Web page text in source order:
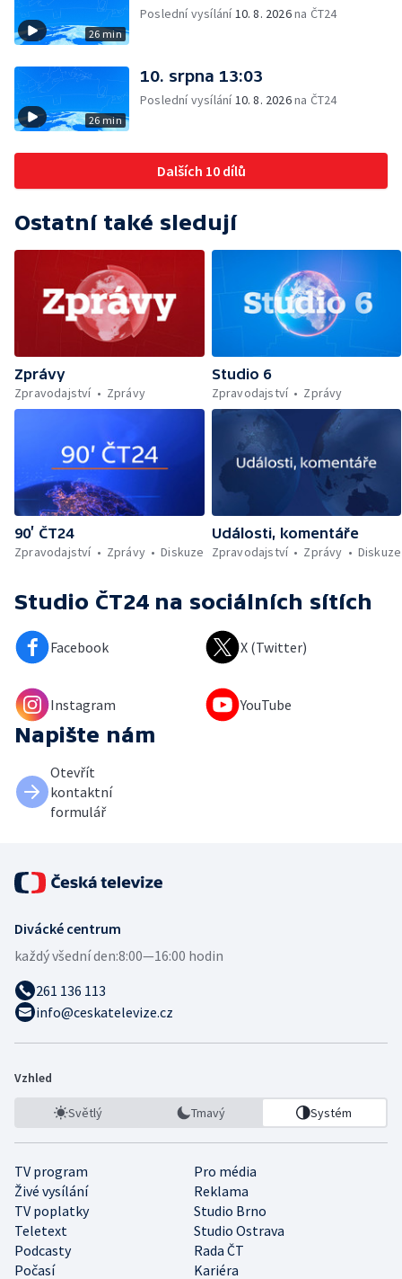
26 min
Poslední vysílání10. 8. 2026na ČT24
26 min
10. srpna 13:03
Poslední vysílání10. 8. 2026na ČT24
Dalších 10 dílů
Ostatní také sledují
Zprávy
Zpravodajství
Zprávy
Studio 6
Zpravodajství
Zprávy
90’ ČT24
Zpravodajství
Zprávy Diskuze
Události, komentáře
Zpravodajství
Zprávy Diskuze
Studio ČT24 na sociálních sítích
Facebook X (Twitter)
Instagram YouTube
Napište nám
Otevřít
kontaktní
formulář
Divácké centrum
každý všední den:8:00—16:00 hodin
261 136 113
info@ceskatelevize.cz
Vzhled
Světlý Tmavý Systém
TV program
Pro média
Živé vysílání
Reklama
TV poplatky
Studio Brno
Teletext
Studio Ostrava
Podcasty
Rada ČT
Počasí
Kariéra